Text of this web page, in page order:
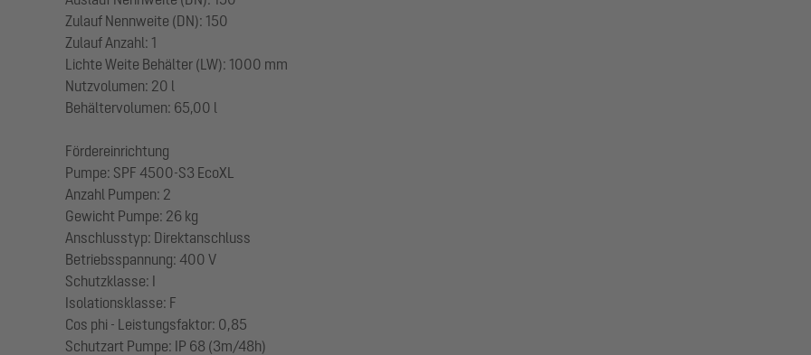
Zulauf Nennweite (DN): 150
Zulauf Anzahl: 1
Lichte Weite Behälter (LW): 1000 mm
Nutzvolumen: 20 l
Behältervolumen: 65,00 l
Fördereinrichtung
Pumpe: SPF 4500-S3 EcoXL
Anzahl Pumpen: 2
Gewicht Pumpe: 26 kg
Anschlusstyp: Direktanschluss
Betriebsspannung: 400 V
Schutzklasse: I
Isolationsklasse: F
Cos phi - Leistungsfaktor: 0,85
Schutzart Pumpe: IP 68 (3m/48h)